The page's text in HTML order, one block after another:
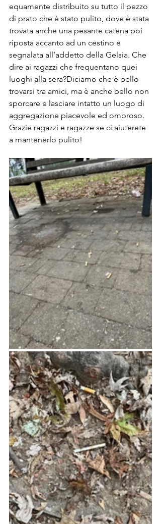
equamente distribuito su tutto il pezzo
di prato che è stato pulito, dove è stata
trovata anche una pesante catena poi
riposta accanto ad un cestino e
segnalata all’addetto della Gelsia. Che
dire ai ragazzi che frequentano quei
luoghi alla sera?Diciamo che è bello
trovarsi tra amici, ma è anche bello non
sporcare e lasciare intatto un luogo di
aggregazione piacevole ed ombroso.
Grazie ragazzi e ragazze se ci aiuterete
a mantenerlo pulito!